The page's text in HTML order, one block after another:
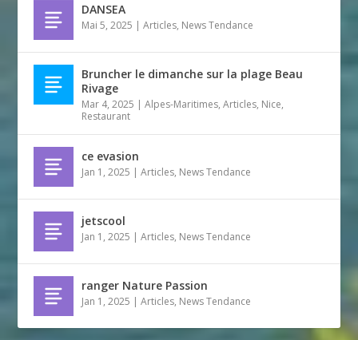
DANSEA
Mai 5, 2025 |Articles, News Tendance
Bruncher le dimanche sur la plage Beau
Rivage
Mar 4, 2025 |Alpes-Maritimes,Articles, Nice,
Restaurant
ce evasion
Jan 1, 2025 |Articles, News Tendance
jetscool
Jan 1, 2025 |Articles, News Tendance
ranger Nature Passion
Jan 1, 2025 |Articles, News Tendance